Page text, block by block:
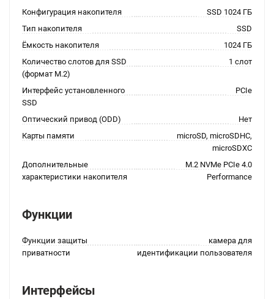
Конфигурация накопителя
SSD 1024 ГБ
Тип накопителя
SSD
Ёмкость накопителя
1024 ГБ
Количество слотов для SSD
(формат M.2)
1 слот
Интерфейс установленного
SSD
PCIe
Оптический привод (ODD)
Нет
Карты памяти
microSD, microSDHC,
microSDXC
Дополнительные
характеристики накопителя
M.2 NVMe PCIe 4.0
Performance
Функции
Функции защиты
приватности
камера для
идентификации пользователя
Интерфейсы